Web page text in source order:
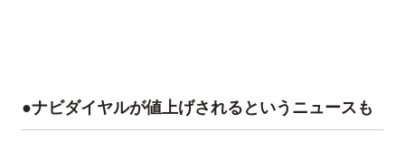
●ナビダイヤルが値上げされるというニュースも